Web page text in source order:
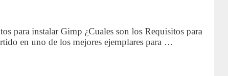
para instalar Gimp ¿Cuales son los Requisitos para
en uno de los mejores ejemplares para …